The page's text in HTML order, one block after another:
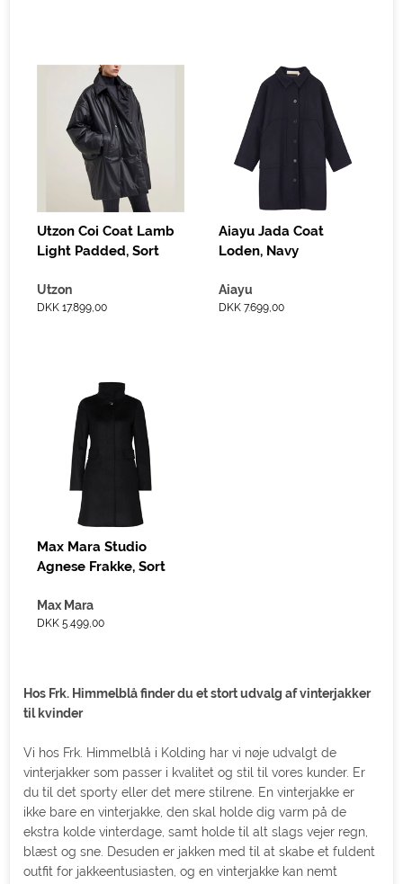
Utzon Coi Coat Lamb
Light Padded, Sort
Utzon
DKK 17.899,00
Aiayu Jada Coat
Loden, Navy
Aiayu
DKK 7.699,00
Max Mara Studio
Agnese Frakke, Sort
Max Mara
DKK 5.499,00
Hos Frk. Himmelblå finder du et stort udvalg af vinterjakker
til kvinder
Vi hos Frk. Himmelblå i Kolding har vi nøje udvalgt de
vinterjakker som passer i kvalitet og stil til vores kunder. Er
du til det sporty eller det mere stilrene. En vinterjakke er
ikke bare en vinterjakke, den skal holde dig varm på de
ekstra kolde vinterdage, samt holde til alt slags vejer regn,
blæst og sne. Desuden er jakken med til at skabe et fuldent
outfit for jakkeentusiasten, og en vinterjakke kan nemt